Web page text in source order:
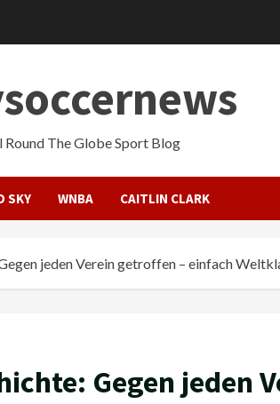
Round The Globe Sport Blog
SKY WNBA CAITLIN CLARK
jeden Verein getroffen – einfach
Gegen jeden